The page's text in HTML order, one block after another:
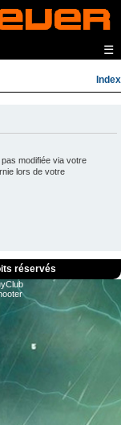
☰
Index
modifiée via votre
lors de votre
réservés